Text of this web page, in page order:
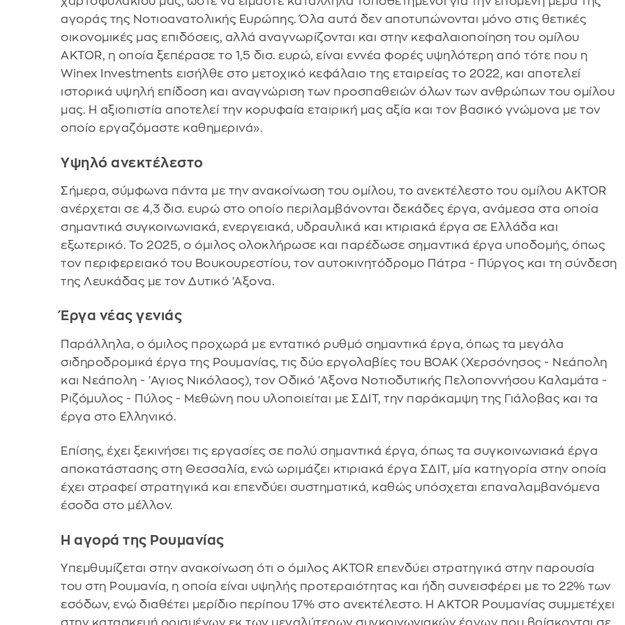
αγοράς της Νοτιοανατολικής Ευρώπης. Όλα αυτά δεν αποτυπώνονται μόνο στις θετικές
οικονομικές μας επιδόσεις, αλλά αναγνωρίζονται και στην κεφαλαιοποίηση του ομίλου
AKTOR, η οποία ξεπέρασε το 1,5 δισ. ευρώ, είναι εννέα φορές υψηλότερη από τότε που η
Winex Investments εισήλθε στο μετοχικό κεφάλαιο της εταιρείας το 2022, και αποτελεί
ιστορικά υψηλή επίδοση και αναγνώριση των προσπαθειών όλων των ανθρώπων του ομίλου
μας. Η αξιοπιστία αποτελεί την κορυφαία εταιρική μας αξία και τον βασικό γνώμονα με τον
οποίο εργαζόμαστε καθημερινά».
Υψηλό ανεκτέλεστο
Σήμερα, σύμφωνα πάντα με την ανακοίνωση του ομίλου, το ανεκτέλεστο του ομίλου AKTOR
ανέρχεται σε 4,3 δισ. ευρώ στο οποίο περιλαμβάνονται δεκάδες έργα, ανάμεσα στα οποία
σημαντικά συγκοινωνιακά, ενεργειακά, υδραυλικά και κτιριακά έργα σε Ελλάδα και
εξωτερικό. Το 2025, ο όμιλος ολοκλήρωσε και παρέδωσε σημαντικά έργα υποδομής, όπως
τον περιφερειακό του Βουκουρεστίου, τον αυτοκινητόδρομο Πάτρα - Πύργος και τη σύνδεση
της Λευκάδας με τον Δυτικό 'Αξονα.
Έργα νέας γενιάς
Παράλληλα, ο όμιλος προχωρά με εντατικό ρυθμό σημαντικά έργα, όπως τα μεγάλα
σιδηροδρομικά έργα της Ρουμανίας, τις δύο εργολαβίες του ΒΟΑΚ (Χερσόνησος - Νεάπολη
και Νεάπολη - 'Αγιος Νικόλαος), τον Οδικό 'Αξονα Νοτιοδυτικής Πελοποννήσου Καλαμάτα -
Ριζόμυλος - Πύλος - Μεθώνη που υλοποιείται με ΣΔΙΤ, την παράκαμψη της Γιάλοβας και τα
έργα στο Ελληνικό.
Επίσης, έχει ξεκινήσει τις εργασίες σε πολύ σημαντικά έργα, όπως τα συγκοινωνιακά έργα
αποκατάστασης στη Θεσσαλία, ενώ ωριμάζει κτιριακά έργα ΣΔΙΤ, μία κατηγορία στην οποία
έχει στραφεί στρατηγικά και επενδύει συστηματικά, καθώς υπόσχεται επαναλαμβανόμενα
έσοδα στο μέλλον.
Η αγορά της Ρουμανίας
Υπεμθυμίζεται στην ανακοίνωση ότι ο όμιλος AKTOR επενδύει στρατηγικά στην παρουσία
του στη Ρουμανία, η οποία είναι υψηλής προτεραιότητας και ήδη συνεισφέρει με το 22% των
εσόδων, ενώ διαθέτει μερίδιο περίπου 17% στο ανεκτέλεστο. H AKTOR Ρουμανίας συμμετέχει
στην κατασκευή ορισμένων εκ των μεγαλύτερων συγκοινωνιακών έργων που βρίσκονται σε